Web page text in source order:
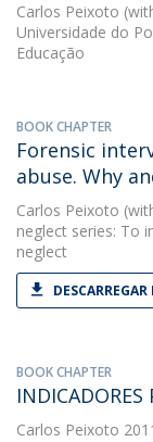
Carlos Peixoto
Universidade do
Educação
BOOK CHAPTER
Forensic
abuse. Why
Carlos Peixoto
neglect series: To
neglect
BOOK CHAPTER
INDICADORES
Carlos Peixoto